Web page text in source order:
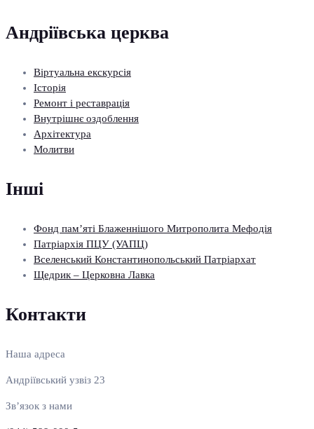
Андріївська церква
Віртуальна екскурсія
Історія
Ремонт і реставрація
Внутрішнє оздоблення
Архітектура
Молитви
Інші
Фонд пам’яті Блаженнішого Митрополита Мефодія
Патріархія ПЦУ (УАПЦ)
Вселенський Константинопольський Патріархат
Щедрик – Церковна Лавка
Контакти
Наша адреса
Андріївський узвіз 23
Зв’язок з нами